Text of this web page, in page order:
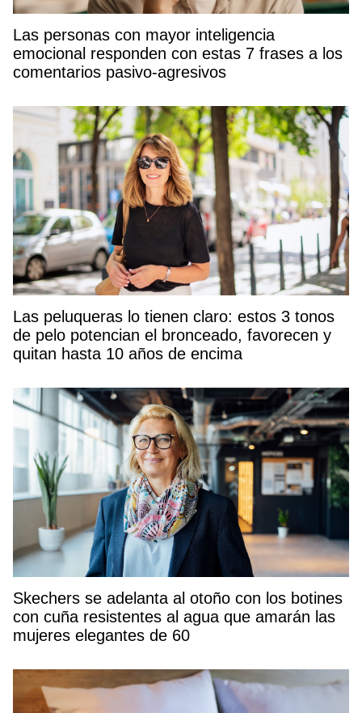
Las personas con mayor inteligencia
emocional responden con estas 7 frases a los
comentarios pasivo-agresivos
Las peluqueras lo tienen claro: estos 3 tonos
de pelo potencian el bronceado, favorecen y
quitan hasta 10 años de encima
Skechers se adelanta al otoño con los botines
con cuña resistentes al agua que amarán las
mujeres elegantes de 60